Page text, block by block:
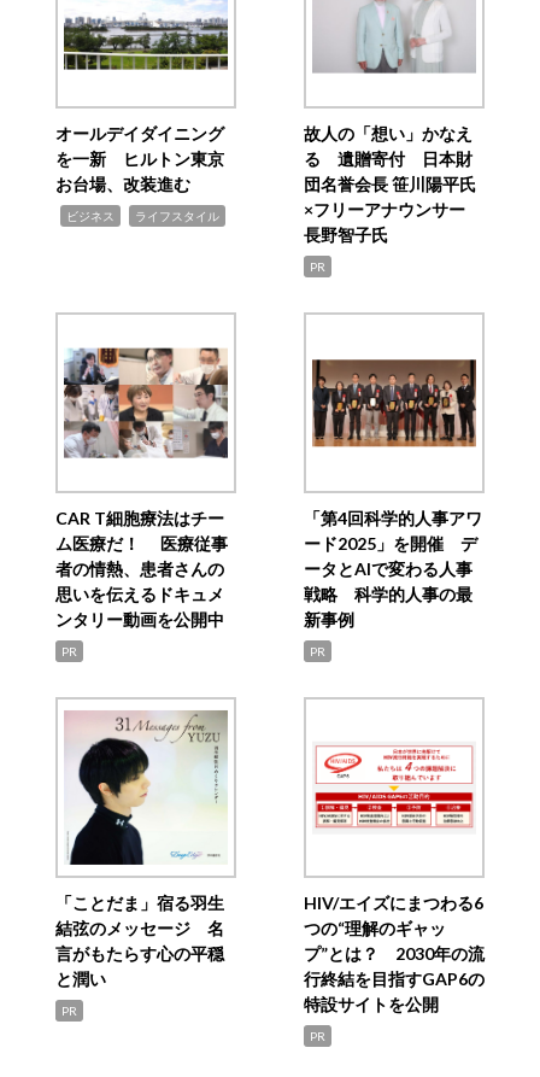
オールデイダイニング
を一新 ヒルトン東京
お台場、改装進む
ビジネス ライフスタイル
故人の「想い」かなえ
る 遺贈寄付 日本財
団名誉会長 笹川陽平氏
×フリーアナウンサー
長野智子氏
PR
CAR T細胞療法はチー
ム医療だ！ 医療従事
者の情熱、患者さんの
思いを伝えるドキュメ
ンタリー動画を公開中
PR
「第4回科学的人事アワ
ード2025」を開催 デ
ータとAIで変わる人事
戦略 科学的人事の最
新事例
PR
「ことだま」宿る羽生
結弦のメッセージ 名
言がもたらす心の平穏
と潤い
PR
HIV/エイズにまつわる6
つの“理解のギャッ
プ”とは？ 2030年の流
行終結を目指すGAP6の
特設サイトを公開
PR